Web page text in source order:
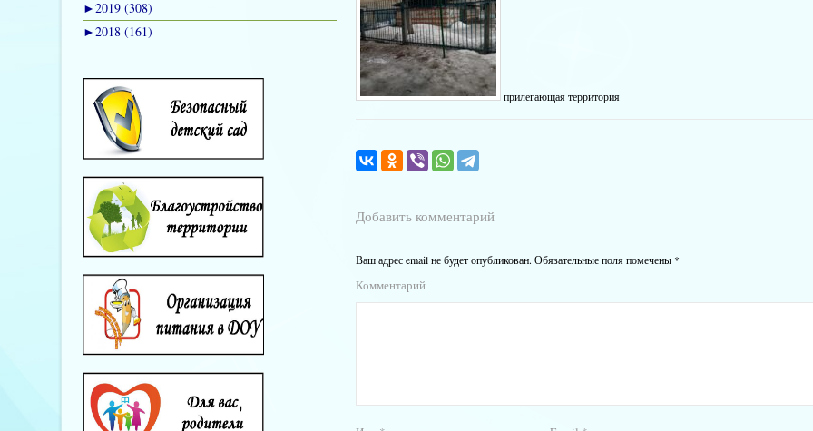
►2019 (308)
►2018 (161)
прилегающая территория
Добавить комментарий
Ваш адрес email не будет опубликован. Обязательные поля помечены *
Комментарий